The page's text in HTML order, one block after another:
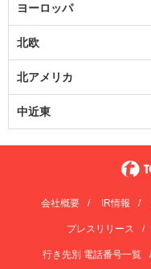
ヨーロッパ
北欧
北アメリカ
中近東
会社概要 IR情報
プレスリリース
行き先別 電話番号一覧